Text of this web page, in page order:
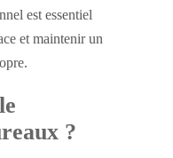
est essentiel
et maintenir un
?